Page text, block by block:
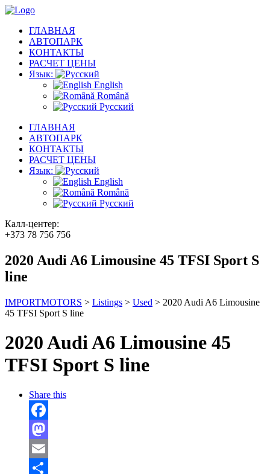
ГЛАВНАЯ
АВТОПАРК
КОНТАКТЫ
РАСЧЕТ ЦЕНЫ
Язык:
English
Română
Русский
ГЛАВНАЯ
АВТОПАРК
КОНТАКТЫ
РАСЧЕТ ЦЕНЫ
Язык:
English
Română
Русский
Калл-центер:
+373 78 756 756
2020 Audi A6 Limousine 45 TFSI Sport S
line
IMPORTMOTORS > Listings > Used > 2020 Audi A6 Limousine
45 TFSI Sport S line
2020 Audi A6 Limousine 45
TFSI Sport S line
Share this
Facebook
Mastodon
Email